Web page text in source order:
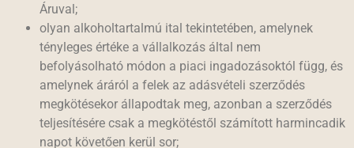
Áruval;
olyan alkoholtartalmú ital tekintetében, amelynek
tényleges értéke a vállalkozás által nem
befolyásolható módon a piaci ingadozásoktól függ, és
amelynek áráról a felek az adásvételi szerződés
megkötésekor állapodtak meg, azonban a szerződés
teljesítésére csak a megkötéstől számított harmincadik
napot követően kerül sor;